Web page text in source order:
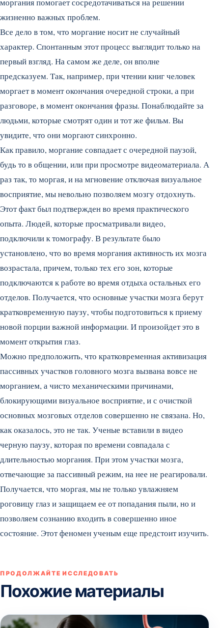
жизненно важных проблем.
Все дело в том, что моргание носит не случайный
характер. Спонтанным этот процесс выглядит только на
первый взгляд. На самом же деле, он вполне
предсказуем. Так, например, при чтении книг человек
моргает в момент окончания очередной строки, а при
разговоре, в момент окончания фразы. Понаблюдайте за
людьми, которые смотрят один и тот же фильм. Вы
увидите, что они моргают синхронно.
Как правило, моргание совпадает с очередной паузой,
будь то в общении, или при просмотре видеоматериала. А
раз так, то моргая, и на мгновение отключая визуальное
восприятие, мы невольно позволяем мозгу отдохнуть.
Этот факт был подтвержден во время практического
опыта. Людей, которые просматривали видео,
подключили к томографу. В результате было
установлено, что во время моргания активность их мозга
возрастала, причем, только тех его зон, которые
подключаются к работе во время отдыха остальных его
отделов. Получается, что основные участки мозга берут
кратковременную паузу, чтобы подготовиться к приему
новой порции важной информации. И произойдет это в
момент открытия глаз.
Можно предположить, что кратковременная активизация
пассивных участков головного мозга вызвана вовсе не
морганием, а чисто механическими причинами,
блокирующими визуальное восприятие, и с очисткой
основных мозговых отделов совершенно не связана. Но,
как оказалось, это не так. Ученые вставили в видео
черную паузу, которая по времени совпадала с
длительностью моргания. При этом участки мозга,
отвечающие за пассивный режим, на нее не реагировали.
Получается, что моргая, мы не только увлажняем
роговицу глаз и защищаем ее от попадания пыли, но и
позволяем сознанию входить в совершенно иное
состояние. Этот феномен ученым еще предстоит изучить.
ПРОДОЛЖАЙТЕ ИССЛЕДОВАТЬ
Похожие материалы